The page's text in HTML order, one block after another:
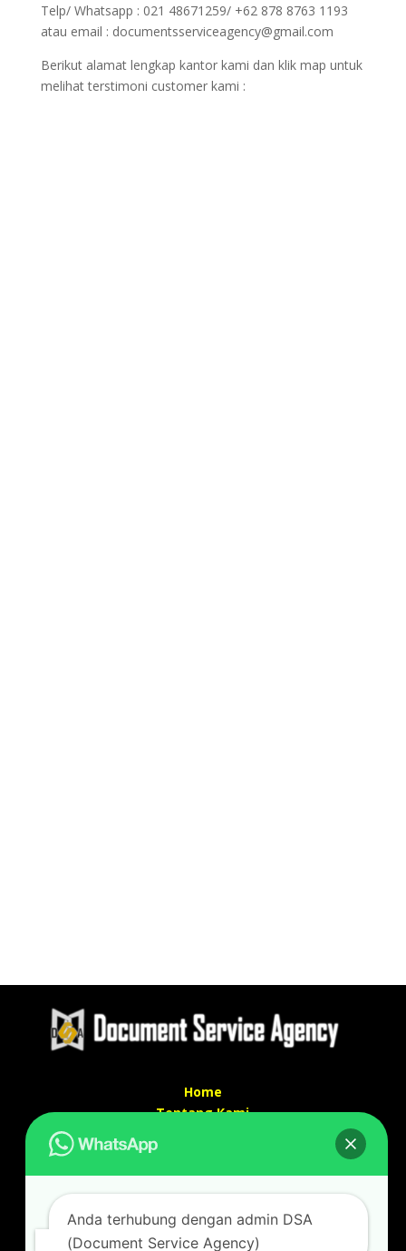
Telp/ Whatsapp : 021 48671259/ +62 878 8763 1193
atau email : documentsserviceagency@gmail.com
Berikut alamat lengkap kantor kami dan klik map untuk
melihat terstimoni customer kami :
Home
Tentang Kami
Kontak kami
Alamat kantor :
Jl Swadaya Pam No 6 Rt 006 Rw 007 Jatinegara,
Anda terhubung dengan admin DSA
(Document Service Agency)